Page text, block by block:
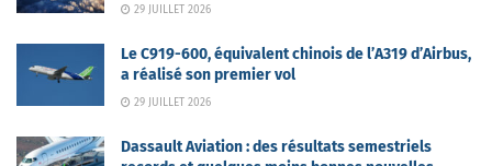
29 JUILLET 2026
Le C919-600, équivalent chinois de l’A319 d’Airbus,
a réalisé son premier vol
29 JUILLET 2026
Dassault Aviation : des résultats semestriels